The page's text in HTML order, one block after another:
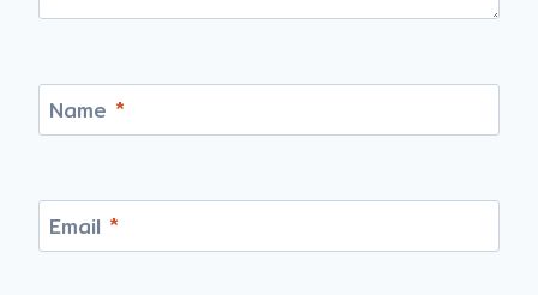
Name *
Email *